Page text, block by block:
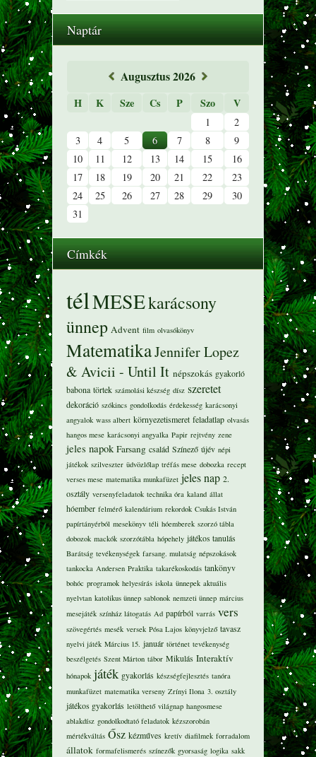
Naptár
Augusztus 2026
H K Sze Cs P Szo V
1
2
3
4 5 6 7 8
9
10
11 12 13 14 15
16
17
18 19 20 21 22
23
24
25 26 27 28 29
30
31
Címkék
télMESEkarácsony
ünnep Advent film olvasókönyv
MatematikaJennifer Lopez
& Avicii - Until It népszokás gyakorló
babona törtek számolási készség dísz szeretet
dekoráció szókincs gondolkodás érdekesség karácsonyi
angyalok wass albert környezetismeret feladatlap olvasás
hangos mese karácsonyi angyalka Papir rejtvény zene
jeles napok Farsang család Színező újév népi
játékok szilveszter üdvözlőlap tréfás mese dobozka recept
verses mese matematika munkafüzet jeles nap 2.
osztály versenyfeladatok technika óra kaland állat
hóember felmérő kalendárium rekordok Csukás István
papírtányérból mesekönyv téli hóemberek szorzó tábla
dobozok mackók szorzótábla hópehely játékos tanulás
Barátság tevékenységek farsang. mulatság népszokások
tankocka Andersen Praktika takarékoskodás tankönyv
bohóc programok helyesírás iskola ünnepek aktuális
nyelvtan katolikus ünnep sablonok nemzeti ünnep március
mesejáték színház látogatás Ad papírból varrás vers
szövegértés mesék versek Pósa Lajos könyvjelző tavasz
nyelvi játék Március 15. január történet tevékenység
beszélgetés Szent Márton tábor Mikulás Interaktív
hónapok játék gyakorlás készségfejlesztés tanóra
munkafüzet matematika verseny Zrínyi Ilona 3. osztály
játékos gyakorlás letölthető világnap hangosmese
ablakdísz gondolkodtató feladatok kézszorobán
mértékváltás Ősz kézműves kretív diafilmek forradalom
állatok formafelismerés színezők gyorsaság logika sakk